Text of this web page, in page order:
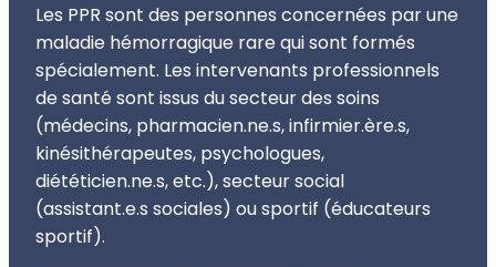
Les PPR sont des personnes concernées par une
maladie hémorragique rare qui sont formés
spécialement. Les intervenants professionnels
de santé sont issus du secteur des soins
(médecins, pharmacien.ne.s, infirmier.ère.s,
kinésithérapeutes, psychologues,
diététicien.ne.s, etc.), secteur social
(assistant.e.s sociales) ou sportif (éducateurs
sportif).